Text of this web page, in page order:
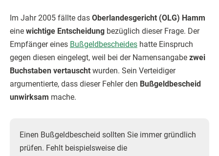
Im Jahr 2005 fällte das Oberlandesgericht (OLG) Hamm
eine wichtige Entscheidung bezüglich dieser Frage. Der
Empfänger eines Bußgeldbescheides hatte Einspruch
gegen diesen eingelegt, weil bei der Namensangabe zwei
Buchstaben vertauscht wurden. Sein Verteidiger
argumentierte, dass dieser Fehler den Bußgeldbescheid
unwirksam mache.
Einen Bußgeldbescheid sollten Sie immer gründlich
prüfen. Fehlt beispielsweise die